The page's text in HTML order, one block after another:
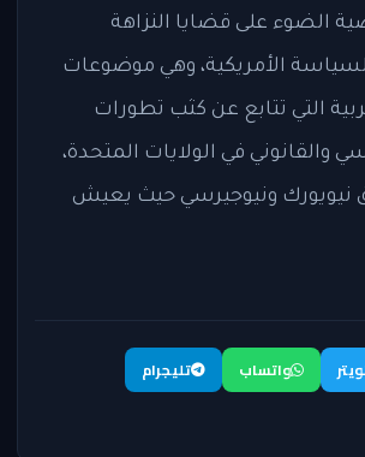
الضوء على قضايا النزاهة
الأمريكية، وهي موضوعات
التي تتابع عن كثب تطورات
والقانوني في الولايات المتحدة،
نيويورك ونيوجيرسي حيث يعيش
واتساب
تليجرام